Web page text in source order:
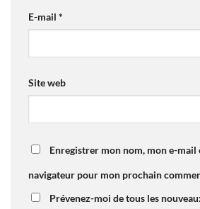
E-mail *
Site web
Enregistrer mon nom, mon e-mail
navigateur pour mon prochain
Prévenez-moi de tous les